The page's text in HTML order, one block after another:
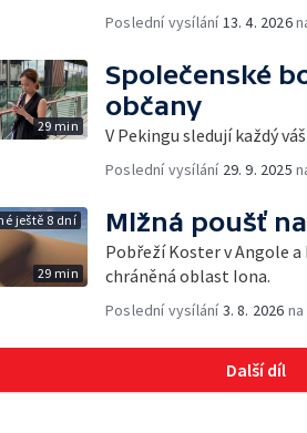
Poslední vysílání 13. 4. 2026
29 min
Společenské
občany
V Pekingu sledují každý
Poslední vysílání 29. 9. 2025
ještě 8 dní
29 min
Mlžná poušť
Pobřeží Koster v Angole
chráněná oblast Iona.
Poslední vysílání3. 8. 2026 na
Další díl